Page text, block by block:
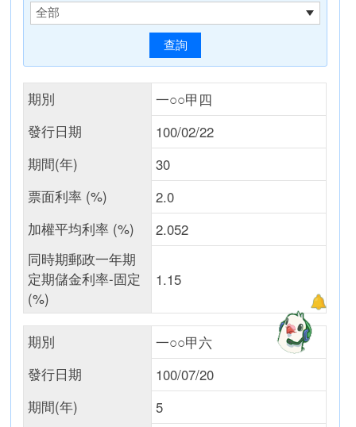
期別
一○○甲四
發行日期
100/02/22
期間(年)
30
票面利率 (%)
2.0
加權平均利率 (%)
2.052
同時期郵政一年期
定期儲金利率-固定
(%)
1.15
期別
一○○甲六
發行日期
100/07/20
期間(年)
5